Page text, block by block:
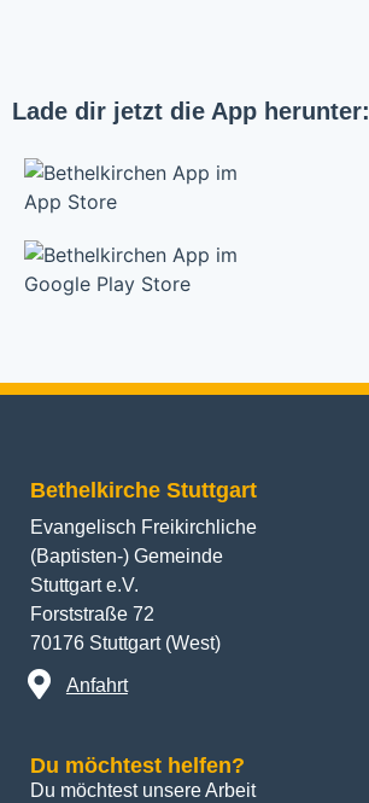
Lade dir jetzt die App herunter:
Bethelkirche Stuttgart
Evangelisch Freikirchliche
(Baptisten-) Gemeinde
Stuttgart e.V.
Forststraße 72
70176 Stuttgart (West)
Anfahrt
Du möchtest helfen?
Du möchtest unsere Arbeit